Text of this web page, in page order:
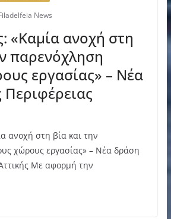
News
«Καμία ανοχή στη
παρενόχληση
εργασίας» – Νέα
ανοχή στη βία και την
χώρους εργασίας» – Νέα δράση
Με αφορμή την